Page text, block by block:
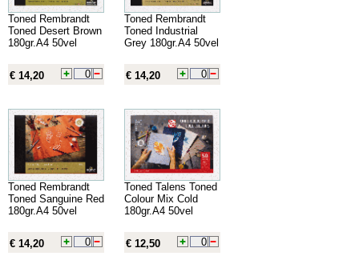
Toned Rembrandt
Toned Desert Brown
180gr.A4 50vel
€ 14,20
Toned Rembrandt
Toned Industrial
Grey 180gr.A4 50vel
€ 14,20
Toned Rembrandt
Toned Sanguine Red
180gr.A4 50vel
€ 14,20
Toned Talens Toned
Colour Mix Cold
180gr.A4 50vel
€ 12,50